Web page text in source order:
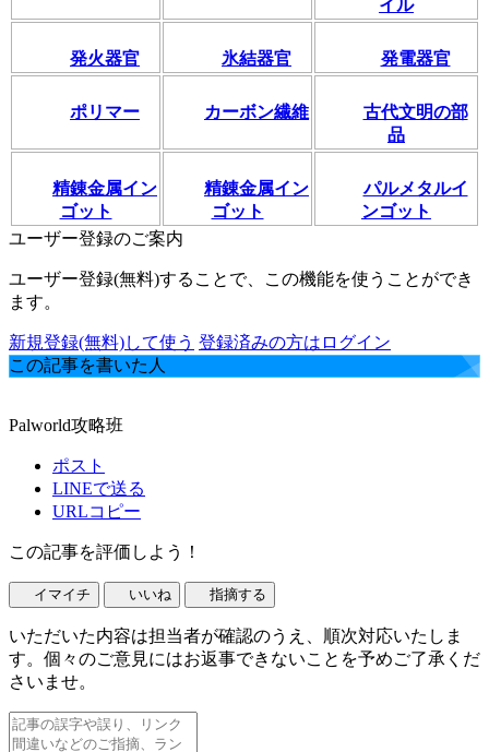
イル
発火器官 氷結器官 発電器官
ポリマー カーボン繊維
古代文明の部
品
精錬金属イン
ゴット
精錬金属イン
ゴット
パルメタルイ
ンゴット
ユーザー登録のご案内
ユーザー登録(無料)することで、この機能を使うことができ
ます。
新規登録(無料)して使う 登録済みの方はログイン
この記事を書いた人
Palworld攻略班
ポスト
LINEで送る
URLコピー
この記事を評価しよう！
イマイチ いいね 指摘する
いただいた内容は担当者が確認のうえ、順次対応いたしま
す。個々のご意見にはお返事できないことを予めご了承くだ
さいませ。